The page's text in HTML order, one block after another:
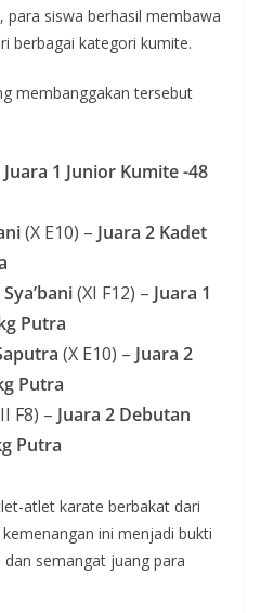
, para siswa berhasil membawa
berbagai kategori kumite.
membanggakan tersebut
Juara 1 Junior Kumite -48
(X E10) – Juara 2 Kadet
(XI F12) – Juara 1
Putra
(X E10) – Juara 2
Putra
F8) – Juara 2 Debutan
Putra
atlet karate berbakat dari
ini menjadi bukti
semangat juang para